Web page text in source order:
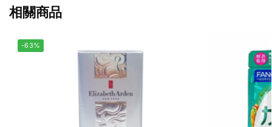
相關商品
-63%